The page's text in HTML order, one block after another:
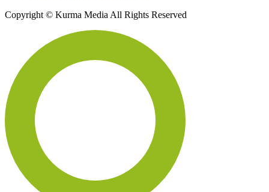
Copyright © Kurma Media All Rights Reserved